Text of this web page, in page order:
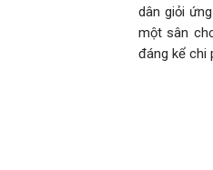
dân giỏi
một sân
đáng kể chi